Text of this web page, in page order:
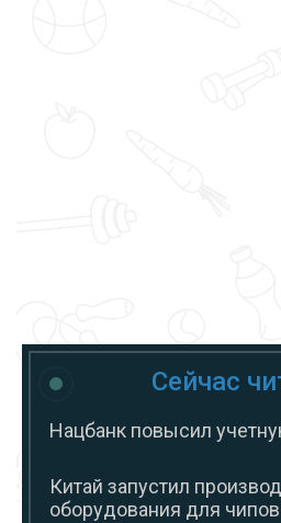
Сейчас
Нацбанк повысил
Китай запустил
оборудования для